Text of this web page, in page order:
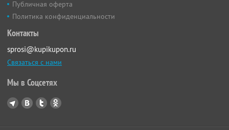
Публичная оферта
Политика конфиденциальности
Контакты
sprosi@kupikupon.ru
Связаться с нами
Мы в Соцсетях